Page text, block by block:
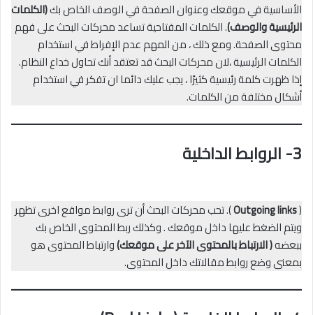
الأساسية في موقعك وعنوان الصفحة في الوصف الخاص بك(الكلمات
الرئيسية والوصف). الكلمات المفتاحية تساعد محركات البحث على فهم
محتوى الصفحة. ومع ذلك ، من المهم عدم الإفراط في استخدام
الكلمات الرئيسية ،لان محركات البحث قد تعتقد أنك تحاول خداع النظام.
إذا ظهرت كلمة رئيسية كثيرًا ، يجب عليك دائما ان تفكر في استخدام
أشكال مختلفة من الكلمات.
3- الروابط الداخلية
(
Outgoing links). تحب محركات البحث أن ترى روابط مواقع اخرى تظهر
ويتم الضغط عليها داخل موقعك . وكذلك ربط المحتوى الخاص بك
ببعضه( الارتباط بالمحتوى الآخر على موقعك)وارتباط المحتوى هو
بمعنى وضع روابط مقالاتك داخل المحتوى.